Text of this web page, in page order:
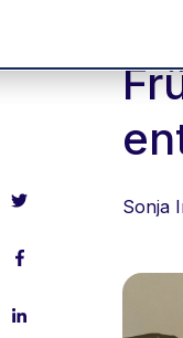
Sonja